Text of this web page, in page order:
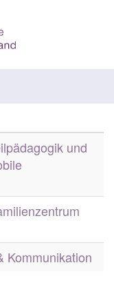
und
Kommunikation